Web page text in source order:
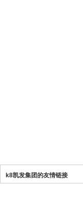
k8凯发集团的友情链接